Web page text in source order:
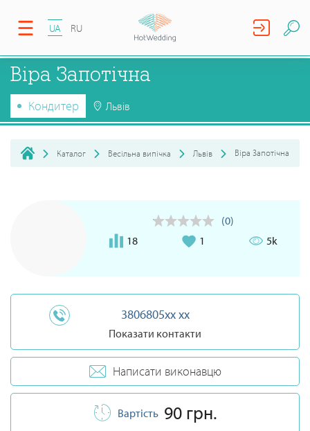
UA RU
Віра Запотічна
Кондитер Львів
Каталог Весільна випічка Львів Віра Запотічна
(0)
18
1 5k
3806805xx xx
Показати контакти
Написати виконавцю
Вартість 90 грн.